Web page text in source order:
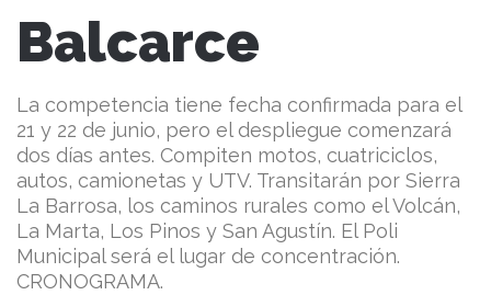
Balcarce
La competencia tiene fecha confirmada para el
21 y 22 de junio, pero el despliegue comenzará
dos días antes. Compiten motos, cuatriciclos,
autos, camionetas y UTV. Transitarán por Sierra
La Barrosa, los caminos rurales como el Volcán,
La Marta, Los Pinos y San Agustín. El Poli
Municipal será el lugar de concentración.
CRONOGRAMA.